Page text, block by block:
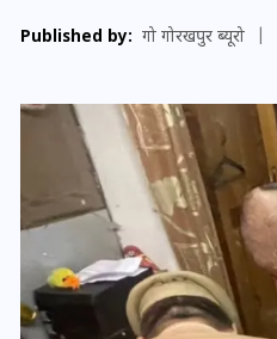
Published by: गो गोरखपुर ब्यूरो